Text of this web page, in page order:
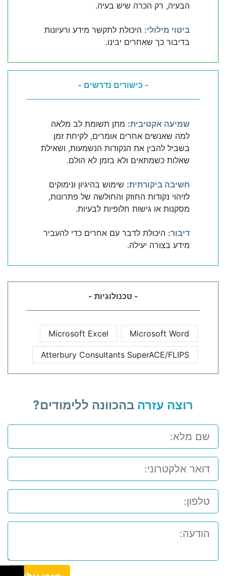
הבעיה, רק הכרה שיש בעיה.
ביטוי מילולי: היכולת לתקשר מידע ורעיונות
בדיבור כך שאחרים יבינו.
- כישורים נדרשים -
שמיעה אקטיבית: מתן תשומת לב מלאה
למה שאנשים אחרים אומרים, לקיחת זמן
בשביל להבין את הנקודות הנשמעות, ושאילת
שאלות כשמתאים ולא בזמן לא הולם.
חשיבה ביקורתית: שימוש בהיגיון ונימוקים
לזיהוי נקודות החוזק והחולשה של פתרונות,
מסקנות או גישות חלופיות לבעיות.
דיבור: היכולת לדבר עם אחרים כדי להעביר
מידע בצורה יעילה.
- טכנולוגיות -
Microsoft Word
Microsoft Excel
Atterbury Consultants SuperACE/FLIPS
רוצה עזרה בהכוונה ללימודים?